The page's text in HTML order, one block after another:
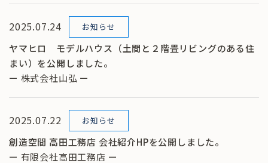
2025.07.24 お知らせ
ヤマヒロ モデルハウス（土間と２階畳リビングのある住
まい）を公開しました。
ー 株式会社山弘 ー
2025.07.22 お知らせ
創造空間 高田工務店 会社紹介HPを公開しました。
ー 有限会社高田工務店 ー